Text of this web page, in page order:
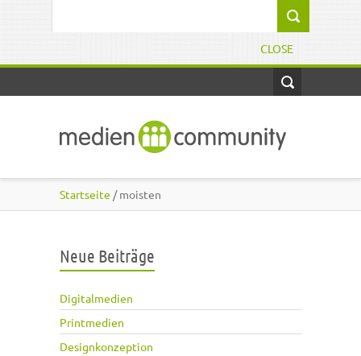
CLOSE
Startseite / moisten
Neue Beiträge
Digitalmedien
Printmedien
Designkonzeption